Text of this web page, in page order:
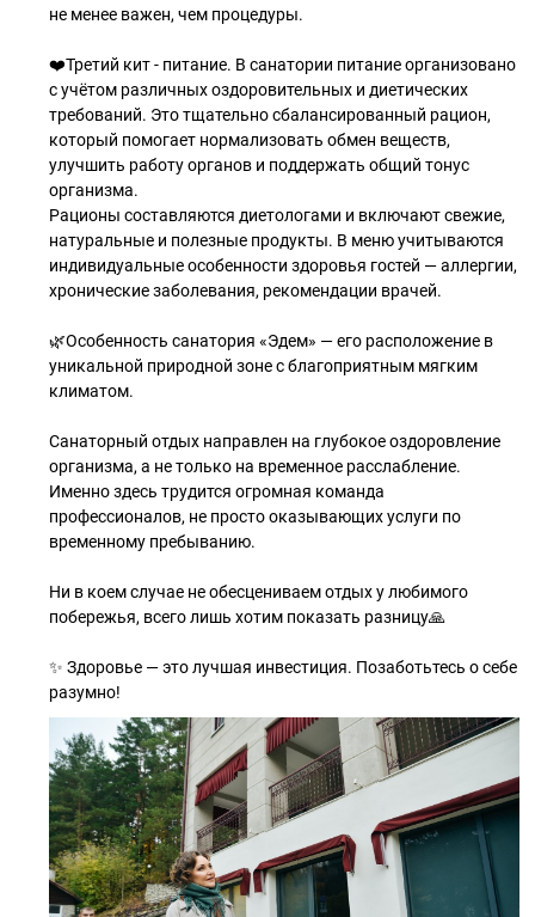
не менее важен, чем процедуры.
❤️Третий кит - питание. В санатории питание организовано
с учётом различных оздоровительных и диетических
требований. Это тщательно сбалансированный рацион,
который помогает нормализовать обмен веществ,
улучшить работу органов и поддержать общий тонус
организма.
Рационы составляются диетологами и включают свежие,
натуральные и полезные продукты. В меню учитываются
индивидуальные особенности здоровья гостей — аллергии,
хронические заболевания, рекомендации врачей.
🌿Особенность санатория «Эдем» — его расположение в
уникальной природной зоне с благоприятным мягким
климатом.
Санаторный отдых направлен на глубокое оздоровление
организма, а не только на временное расслабление.
Именно здесь трудится огромная команда
профессионалов, не просто оказывающих услуги по
временному пребыванию.
Ни в коем случае не обесцениваем отдых у любимого
побережья, всего лишь хотим показать разницу🙏
✨ Здоровье — это лучшая инвестиция. Позаботьтесь о себе
разумно!